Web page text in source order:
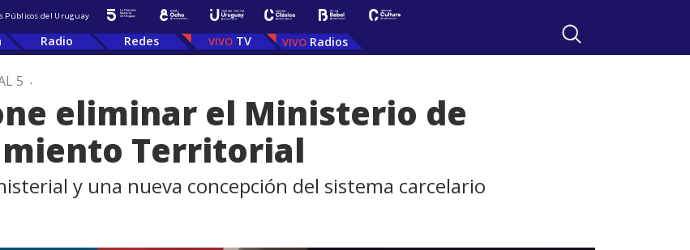
Públicos del Uruguay
Radio Redes TV Radios
5 .
eliminar el Ministerio de
Territorial
y una nueva concepción del sistema carcelario